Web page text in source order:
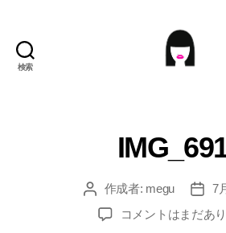
検索
投
稿
作成者: megu
投
稿
日
7
IMG_6910
コメントはまだあ